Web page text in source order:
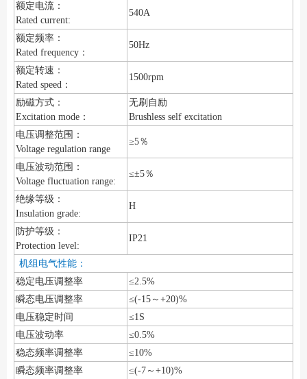
额定电流：
Rated current:
540A
额定频率：
Rated frequency：
50Hz
额定转速：
Rated speed：
1500rpm
励磁方式：
Excitation mode：
无刷自励
Brushless self excitation
电压调整范围：
Voltage regulation range
≥5％
电压波动范围：
Voltage fluctuation range:
≤±5％
绝缘等级：
Insulation grade:
H
防护等级：
Protection level:
IP21
机组电气性能：
稳定电压调整率
≤2.5%
瞬态电压调整率
≤(-15～+20)%
电压稳定时间
≤1S
电压波动率
≤0.5%
稳态频率调整率
≤10%
瞬态频率调整率
≤(-7～+10)%